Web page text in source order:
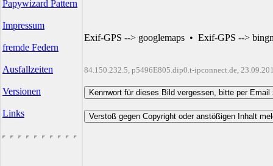
Papywizard Pattern
Impressum
fremde Federn
Ausfallzeiten
Versionen
Links
Exif-GPS --> googlemaps • Exif-GPS -->
84.150.232.5, p5496E805.dip0.t-ipconnect.de,